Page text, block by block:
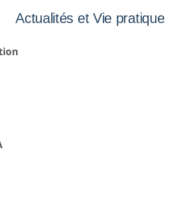
Actualités et Vie pratique